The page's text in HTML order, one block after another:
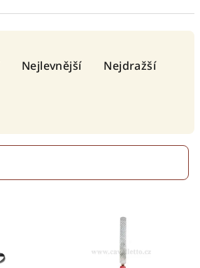
Nejlevnější Nejdražší